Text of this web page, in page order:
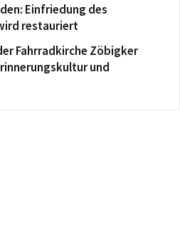
Einfriedung des
restauriert
Fahrradkirche Zöbigker
und